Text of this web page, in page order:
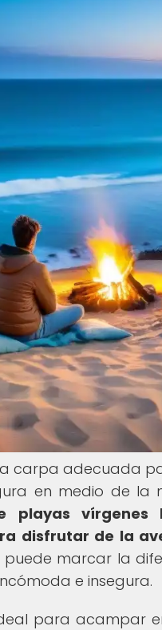
la carpa adecuada
en medio de la
playas vírgenes
disfrutar de la
marcar la
e insegura.
para acampar